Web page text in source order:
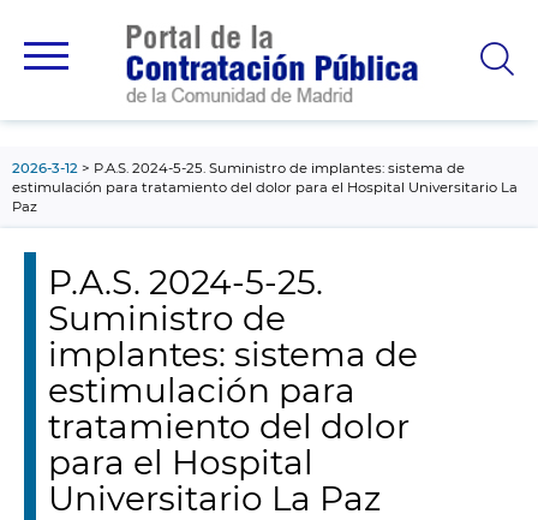
principal
2026-3-12
P.A.S. 2024-5-25. Suministro de implantes: sistema de
estimulación para tratamiento del dolor para el Hospital Universitario La
Paz
P.A.S. 2024-5-25.
Suministro de
implantes: sistema de
estimulación para
tratamiento del dolor
para el Hospital
Universitario La Paz